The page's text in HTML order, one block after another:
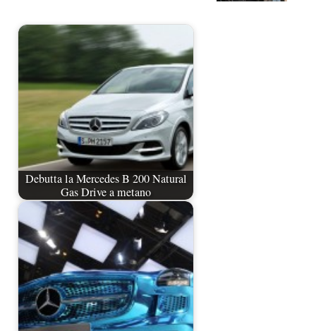
Debutta la Mercedes B 200 Natural
Gas Drive a metano